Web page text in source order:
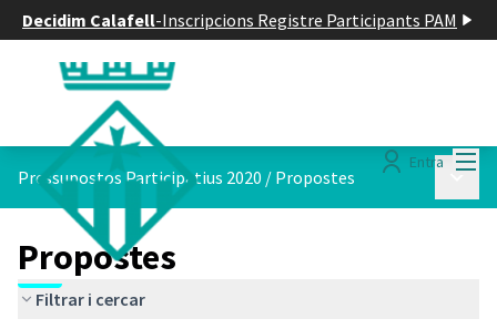
Decidim Calafell-Inscripcions Registre Participants PAM
Entra
Pressupostos Participatius 2020 / Propostes
Propostes
Filtrar i cercar